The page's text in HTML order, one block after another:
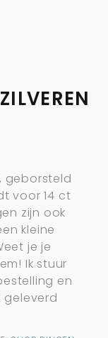
geborsteld
voor 14 ct
zijn ook
kleine
je je
Ik stuur
en
geleverd